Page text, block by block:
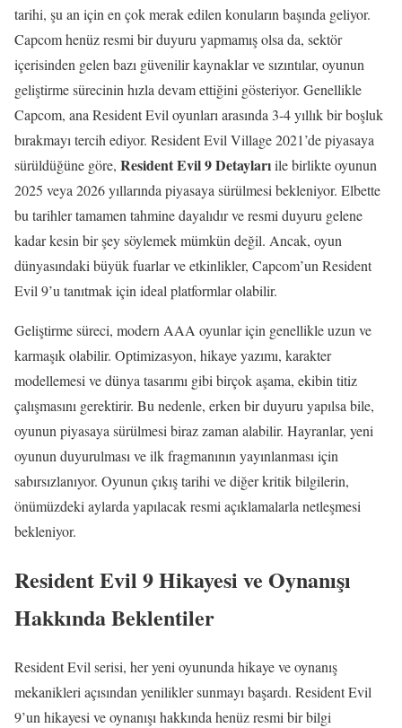
tarihi, şu an için en çok merak edilen konuların başında geliyor.
Capcom henüz resmi bir duyuru yapmamış olsa da, sektör
içerisinden gelen bazı güvenilir kaynaklar ve sızıntılar, oyunun
geliştirme sürecinin hızla devam ettiğini gösteriyor. Genellikle
Capcom, ana Resident Evil oyunları arasında 3-4 yıllık bir boşluk
bırakmayı tercih ediyor. Resident Evil Village 2021’de piyasaya
sürüldüğüne göre, Resident Evil 9 Detaylarıile birlikte oyunun
2025 veya 2026 yıllarında piyasaya sürülmesi bekleniyor. Elbette
bu tarihler tamamen tahmine dayalıdır ve resmi duyuru gelene
kadar kesin bir şey söylemek mümkün değil. Ancak, oyun
dünyasındaki büyük fuarlar ve etkinlikler, Capcom’un Resident
Evil 9’u tanıtmak için ideal platformlar olabilir.
Geliştirme süreci, modern AAA oyunlar için genellikle uzun ve
karmaşık olabilir. Optimizasyon, hikaye yazımı, karakter
modellemesi ve dünya tasarımı gibi birçok aşama, ekibin titiz
çalışmasını gerektirir. Bu nedenle, erken bir duyuru yapılsa bile,
oyunun piyasaya sürülmesi biraz zaman alabilir. Hayranlar, yeni
oyunun duyurulması ve ilk fragmanının yayınlanması için
sabırsızlanıyor. Oyunun çıkış tarihi ve diğer kritik bilgilerin,
önümüzdeki aylarda yapılacak resmi açıklamalarla netleşmesi
bekleniyor.
Resident Evil 9 Hikayesi ve Oynanışı
Hakkında Beklentiler
Resident Evil serisi, her yeni oyununda hikaye ve oynanış
mekanikleri açısından yenilikler sunmayı başardı. Resident Evil
9’un hikayesi ve oynanışı hakkında henüz resmi bir bilgi